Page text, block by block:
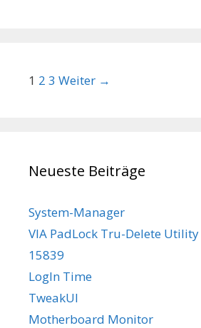
Beitrags-Navigation
1 2 3 Weiter →
Neueste Beiträge
System-Manager
VIA PadLock Tru-Delete Utility
15839
LogIn Time
TweakUI
Motherboard Monitor